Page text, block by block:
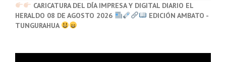
CARICATURA DEL DÍA IMPRESA Y DIGITAL DIARIO EL
HERALDO 08 DE AGOSTO 2026
EDICIÓN AMBATO -
TUNGURAHUA